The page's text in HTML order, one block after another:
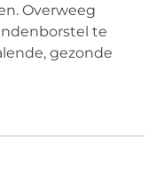
Overweeg
te
gezonde